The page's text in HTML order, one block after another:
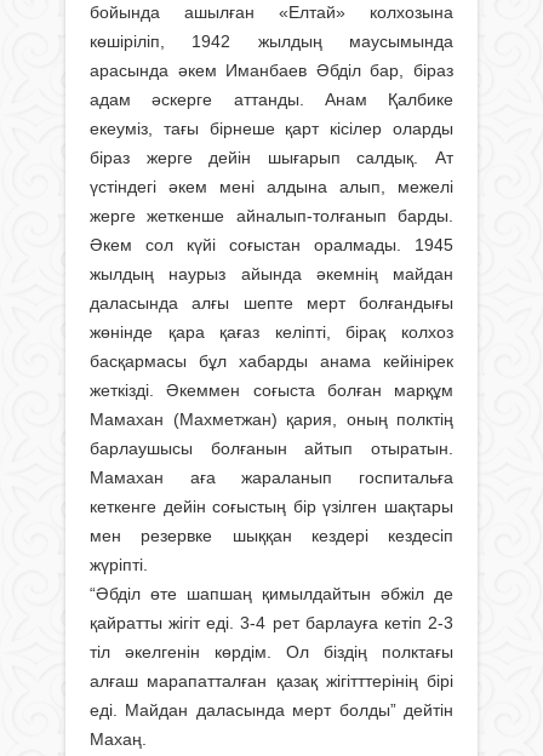
бойында ашылған «Елтай» колхозына
көшіріліп, 1942 жылдың маусымында
арасында әкем Иманбаев Әбділ бар, біраз
адам әскерге аттанды. Анам Қалбике
екеуміз, тағы бірнеше қарт кісілер оларды
біраз жерге дейін шығарып салдық. Ат
үстіндегі әкем мені алдына алып, межелі
жерге жеткенше айналып-толғанып барды.
Әкем сол күйі соғыстан оралмады. 1945
жылдың наурыз айында әкемнің майдан
даласында алғы шепте мерт болғандығы
жөнінде қара қағаз келіпті, бірақ колхоз
басқармасы бұл хабарды анама кейінірек
жеткізді. Әкеммен соғыс­та болған марқұм
Мамахан (Махметжан) қария, оның полктің
барлаушысы болғанын айтып отыратын.
Мамахан аға жараланып госпитальға
кеткенге дейін соғыстың бір үзілген шақтары
мен резервке шыққан кездері кездесіп
жүріпті.
“Әбділ өте шапшаң қимылдайтын әбжіл де
қайратты жігіт еді. 3-4 рет барлауға кетіп 2-3
тіл әкелгенін көрдім. Ол біздің полктағы
алғаш марапатталған қазақ жігітттерінің бірі
еді. Майдан даласында мерт болды” дейтін
Махаң.